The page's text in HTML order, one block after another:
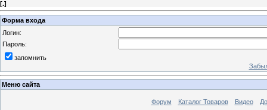
[.]
Форма входа
Логин:
Пароль:
запомнить
Меню сайта
Форум Каталог Товаров Видео